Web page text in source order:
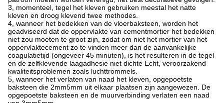
3, momenteel, tegel het kleven gebruiken meestal het natte
kleven en droog klevend twee methodes.
4, wanneer het bedekken van de vloerbaksteen, worden het
geadviseerd dat de oppervlakte van cementmortier het bedekken
niet zou moeten te groot zijn, zodat om niet het mortier van het
oppervlaktecement zo te vinden meer dan de aanvankelijke
coagulatietijd (ongeveer 45 minuten), is het resulteren in de tegel
en de zelfklevende laagadhesie niet dichte Echt, veroorzakend
kwaliteitsproblemen zoals luchttrommels.
5, wanneer het verlaten van naad het kleven, opgepoetste
baksteen die 2mm5mm uit elkaar plaatsen zijn aangewezen. De
opgepoetste baksteen en de muurverbinding verlaten een naad